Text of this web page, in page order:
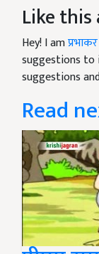
Like
Hey! I am
suggestions to
suggestions
Read